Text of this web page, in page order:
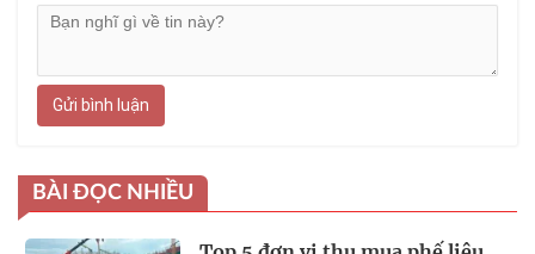
Gửi bình luận
BÀI ĐỌC NHIỀU